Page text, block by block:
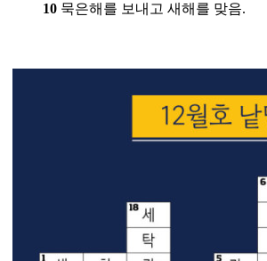
10 묵은해를 보내고 새해를 맞음.